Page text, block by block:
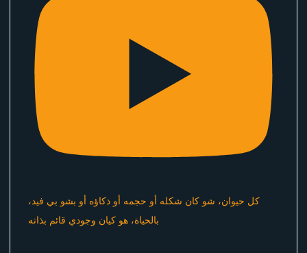
كل حيوان، شو كان شكله أو حجمه أو ذكاؤه أو بشو بي فيد،
بالحياة، هو كيان وجودي قائم بذاته